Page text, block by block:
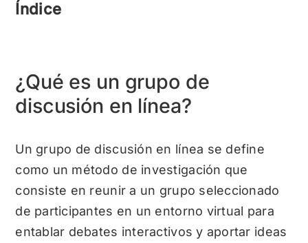
Índice
¿Qué es un grupo de
discusión en línea?
Un grupo de discusión en línea se define
como un método de investigación que
consiste en reunir a un grupo seleccionado
de participantes en un entorno virtual para
entablar debates interactivos y aportar ideas